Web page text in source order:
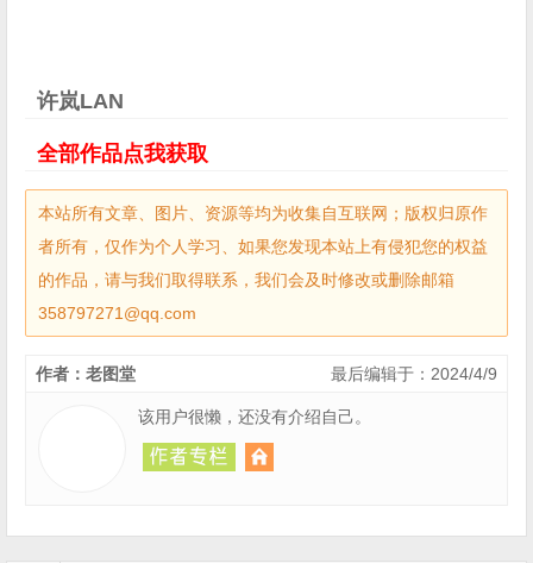
许岚LAN
全部作品点我获取
本站所有文章、图片、资源等均为收集自互联网；版权归原作
者所有，仅作为个人学习、如果您发现本站上有侵犯您的权益
的作品，请与我们取得联系，我们会及时修改或删除邮箱
358797271@qq.com
最后编辑于：2024/4/9
作者：老图堂
该用户很懒，还没有介绍自己。